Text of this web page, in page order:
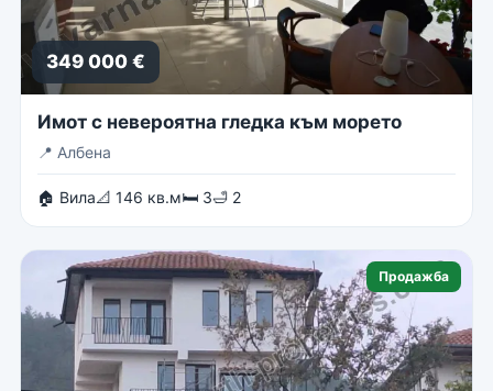
349 000 €
Имот с невероятна гледка към морето
📍 Албена
🏠 Вила📐 146 кв.м🛏 3🛁 2
Продажба